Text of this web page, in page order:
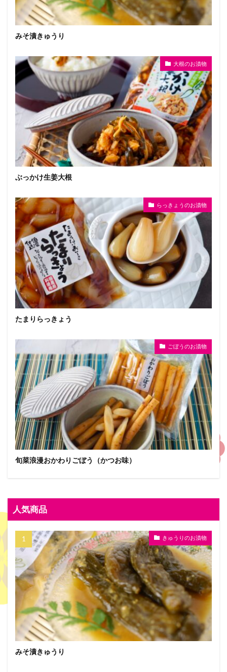
みそ漬きゅうり
大根のお漬物
ぶっかけ生姜大根
らっきょうのお漬物
たまりらっきょう
ごぼうのお漬物
旬菜浪漫おかわりごぼう（かつお味）
人気商品
きゅうりのお漬物
みそ漬きゅうり